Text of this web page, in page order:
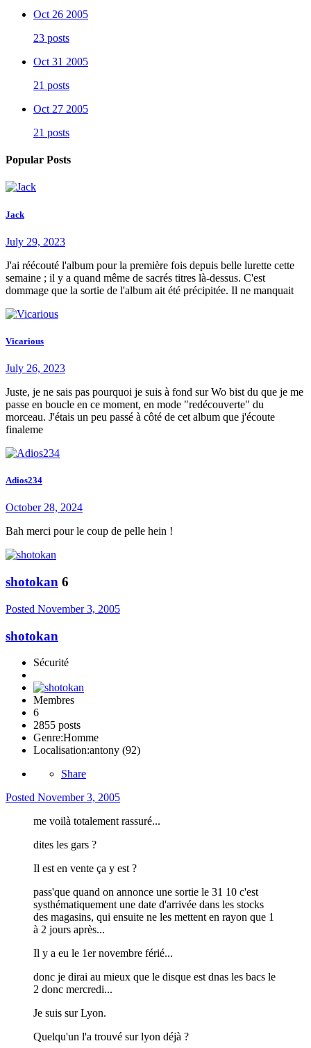
Oct 26 2005
23 posts
Oct 31 2005
21 posts
Oct 27 2005
21 posts
Popular Posts
Jack
July 29, 2023
J'ai réécouté l'album pour la première fois depuis belle lurette cette
semaine ; il y a quand même de sacrés titres là-dessus. C'est
dommage que la sortie de l'album ait été précipitée. Il ne manquait
Vicarious
July 26, 2023
Juste, je ne sais pas pourquoi je suis à fond sur Wo bist du que je me
passe en boucle en ce moment, en mode "redécouverte" du
morceau. J'étais un peu passé à côté de cet album que j'écoute
finaleme
Adios234
October 28, 2024
Bah merci pour le coup de pelle hein !
shotokan 6
Posted November 3, 2005
shotokan
Sécurité
Membres
6
2855 posts
Genre:Homme
Localisation:antony (92)
Share
Posted November 3, 2005
me voilà totalement rassuré...
dites les gars ?
Il est en vente ça y est ?
pass'que quand on annonce une sortie le 31 10 c'est
systhématiquement une date d'arrivée dans les stocks
des magasins, qui ensuite ne les mettent en rayon que 1
à 2 jours après...
Il y a eu le 1er novembre férié...
donc je dirai au mieux que le disque est dnas les bacs le
2 donc mercredi...
Je suis sur Lyon.
Quelqu'un l'a trouvé sur lyon déjà ?